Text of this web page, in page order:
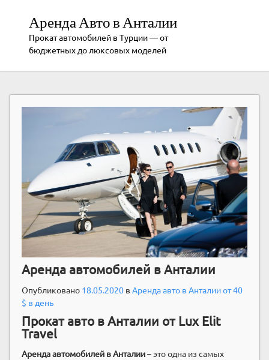
Аренда Авто в Анталии
Прокат автомобилей в Турции — от
бюджетных до люксовых моделей
Аренда автомобилей в Анталии
Опубликовано 18.05.2020 в Аренда авто в Анталии от 40
$ в день
Прокат авто в Анталии от Lux Elit
Travel
Аренда автомобилей в Анталии– это одна из самых